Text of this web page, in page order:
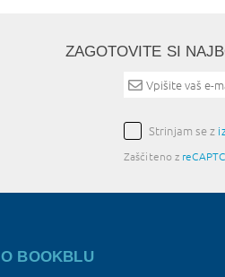
ZAGOTOVITE SI
Strinjam se z
Zaščiteno z
O BOOKBLU